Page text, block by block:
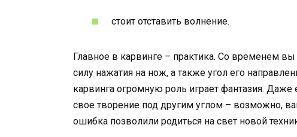
стоит отставить волнение.
Главное в карвинге – практика. Со временем
силу нажатия на нож, а также угол его
карвинга огромную роль играет фантазия. Даже
свое творение под другим углом – возможно,
ошибка позволили родиться на свет новой